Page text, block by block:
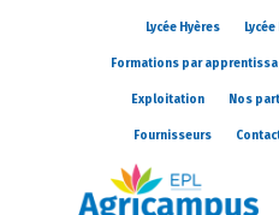
Lycée Hyères
Formations par
Exploitation Nos
Fournisseurs